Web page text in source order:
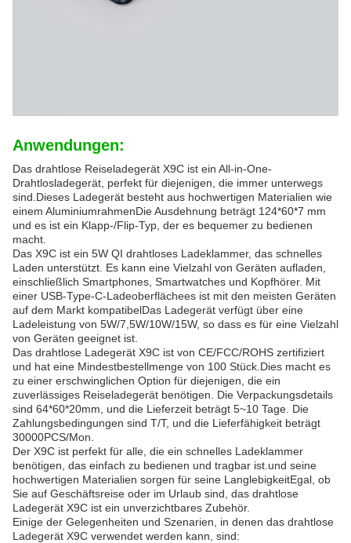
Anwendungen:
Das drahtlose Reiseladegerät X9C ist ein All-in-One-
Drahtlosladegerät, perfekt für diejenigen, die immer unterwegs
sind.Dieses Ladegerät besteht aus hochwertigen Materialien wie
einem AluminiumrahmenDie Ausdehnung beträgt 124*60*7 mm
und es ist ein Klapp-/Flip-Typ, der es bequemer zu bedienen
macht.
Das X9C ist ein 5W QI drahtloses Ladeklammer, das schnelles
Laden unterstützt. Es kann eine Vielzahl von Geräten aufladen,
einschließlich Smartphones, Smartwatches und Kopfhörer. Mit
einer USB-Type-C-Ladeoberflächees ist mit den meisten Geräten
auf dem Markt kompatibelDas Ladegerät verfügt über eine
Ladeleistung von 5W/7,5W/10W/15W, so dass es für eine Vielzahl
von Geräten geeignet ist.
Das drahtlose Ladegerät X9C ist von CE/FCC/ROHS zertifiziert
und hat eine Mindestbestellmenge von 100 Stück.Dies macht es
zu einer erschwinglichen Option für diejenigen, die ein
zuverlässiges Reiseladegerät benötigen. Die Verpackungsdetails
sind 64*60*20mm, und die Lieferzeit beträgt 5~10 Tage. Die
Zahlungsbedingungen sind T/T, und die Lieferfähigkeit beträgt
30000PCS/Mon.
Der X9C ist perfekt für alle, die ein schnelles Ladeklammer
benötigen, das einfach zu bedienen und tragbar ist.und seine
hochwertigen Materialien sorgen für seine LanglebigkeitEgal, ob
Sie auf Geschäftsreise oder im Urlaub sind, das drahtlose
Ladegerät X9C ist ein unverzichtbares Zubehör.
Einige der Gelegenheiten und Szenarien, in denen das drahtlose
Ladegerät X9C verwendet werden kann, sind: